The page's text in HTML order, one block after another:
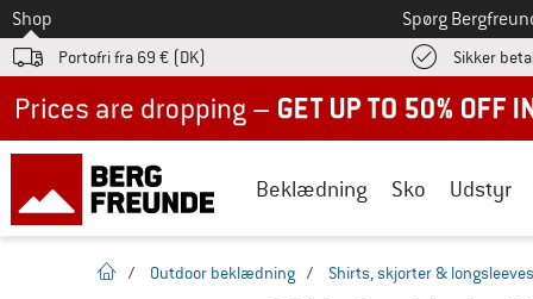
Til
Shop Spørg
Portofri fra 69 € (DK) Sikker
Beklædning Sko Udstyr
Hjemmeside
/ Outdoor beklædning / Shirts, skjorter & longsleeves